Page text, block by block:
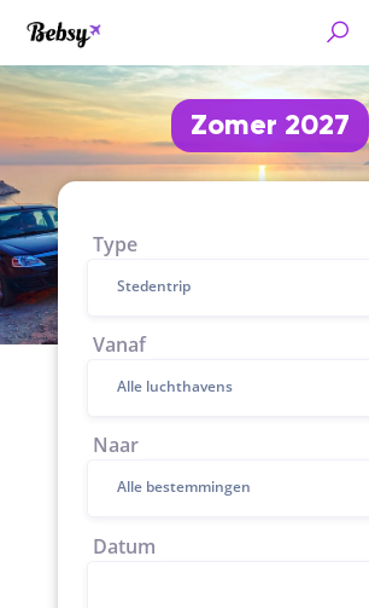
Zomer 2027
Type
Stedentrip
Vanaf
Naar
Alle bestemmingen
Datum